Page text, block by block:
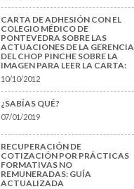
CARTA DE ADHESIÓN CON EL
COLEGIO MÉDICO DE
PONTEVEDRA SOBRE LAS
ACTUACIONES DE LA GERENCIA
DEL CHOP PINCHE SOBRE LA
IMAGEN PARA LEER LA CARTA:
10/10/2012
¿SABÍAS QUÉ?
07/01/2019
RECUPERACIÓN DE
COTIZACIÓN POR PRÁCTICAS
FORMATIVAS NO
REMUNERADAS: GUÍA
ACTUALIZADA